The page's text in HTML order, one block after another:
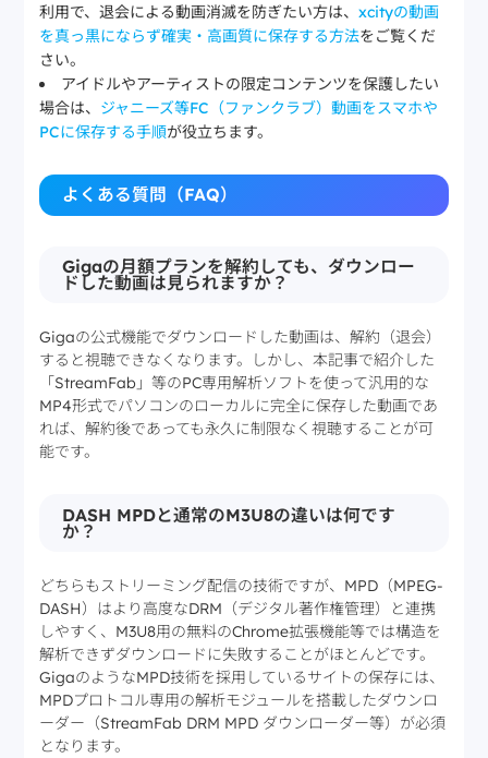
利用で、退会による動画消滅を防ぎたい方は、xcityの動画
を真っ黒にならず確実・高画質に保存する方法をご覧くだ
さい。
アイドルやアーティストの限定コンテンツを保護したい
場合は、 ジャニーズ等FC（ファンクラブ）動画をスマホや
PCに保存する手順が役立ちます。
よくある質問（FAQ）
Gigaの月額プランを解約しても、ダウンロー
ドした動画は見られますか？
Gigaの公式機能でダウンロードした動画は、解約（退会）
すると視聴できなくなります。しかし、本記事で紹介した
「StreamFab」等のPC専用解析ソフトを使って汎用的な
MP4形式でパソコンのローカルに完全に保存した動画であ
れば、解約後であっても永久に制限なく視聴することが可
能です。
DASH MPDと通常のM3U8の違いは何です
か？
どちらもストリーミング配信の技術ですが、MPD（MPEG-
DASH）はより高度なDRM（デジタル著作権管理）と連携
しやすく、M3U8用の無料のChrome拡張機能等では構造を
解析できずダウンロードに失敗することがほとんどです。
GigaのようなMPD技術を採用しているサイトの保存には、
MPDプロトコル専用の解析モジュールを搭載したダウンロ
ーダー（StreamFab DRM MPD ダウンローダー等）が必須
となります。